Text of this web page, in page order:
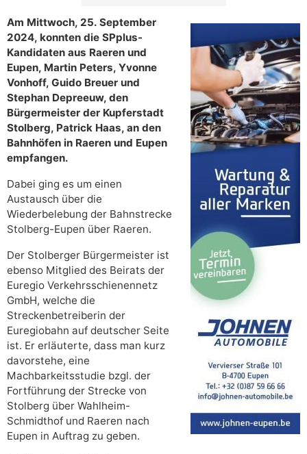
Am Mittwoch, 25. September
2024, konnten die SPplus-
Kandidaten aus Raeren und
Eupen, Martin Peters, Yvonne
Vonhoff, Guido Breuer und
Stephan Depreeuw, den
Bürgermeister der Kupferstadt
Stolberg, Patrick Haas, an den
Bahnhöfen in Raeren und Eupen
empfangen.
Dabei ging es um einen
Austausch über die
Wiederbelebung der Bahnstrecke
Stolberg-Eupen über Raeren.
Der Stolberger Bürgermeister ist
ebenso Mitglied des Beirats der
Euregio Verkehrsschienennetz
GmbH, welche die
Streckenbetreiberin der
Euregiobahn auf deutscher Seite
ist. Er erläuterte, dass man kurz
davorstehe, eine
Machbarkeitsstudie bzgl. der
Fortführung der Strecke von
Stolberg über Wahlheim-
Schmidthof und Raeren nach
Eupen in Auftrag zu geben.